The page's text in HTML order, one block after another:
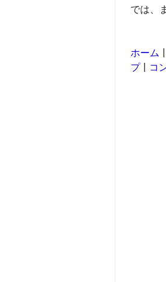
では、
ホーム
プ| コ